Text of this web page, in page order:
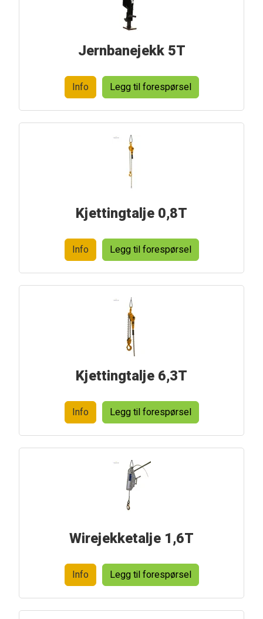
Jernbanejekk 5T
Info Legg til forespørsel
Kjettingtalje 0,8T
Info Legg til forespørsel
Kjettingtalje 6,3T
Info Legg til forespørsel
Wirejekketalje 1,6T
Info Legg til forespørsel